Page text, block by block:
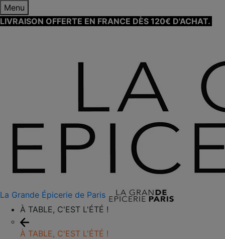
Menu
LIVRAISON OFFERTE EN FRANCE DÈS 120€ D'ACHAT.
La Grande Épicerie de Paris
À TABLE, C'EST L'ÉTÉ !
À TABLE, C'EST L'ÉTÉ !